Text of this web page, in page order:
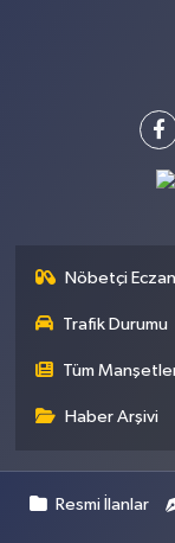
Nöbetçi
Trafik Durumu
Tüm
Haber Arşivi
Resmi İlanlar